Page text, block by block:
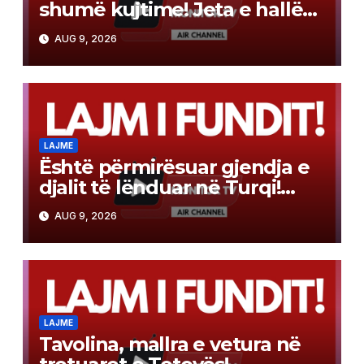
shumë kujtime! Jeta e hallës
Qamile, mes traditës dhe
vetmisë
AUG 9, 2026
LAJME
Është përmirësuar gjendja e
djalit të lënduar në Turqi!
Kujdes, kërcimet në ujë
mund të shkaktojnë lëndime
të rënda!
AUG 9, 2026
LAJME
Tavolina, mallra e vetura në